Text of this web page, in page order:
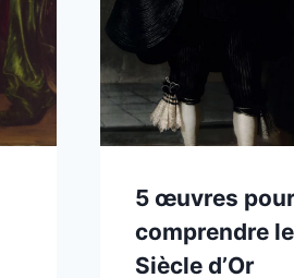
5 œuvres
comprendre le
Siècle d’Or